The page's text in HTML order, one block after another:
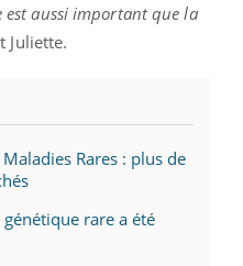
est aussi important que la
Juliette.
Rares : plus de
rare a été